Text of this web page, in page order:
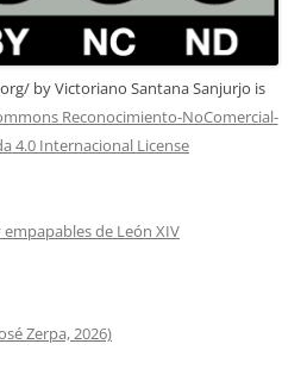
byVictoriano Santana Sanjurjo is
Reconocimiento-NoComercial-
4.0 Internacional License
de León XIV
Zerpa, 2026)